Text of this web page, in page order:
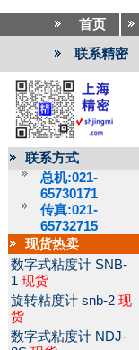
首页
联系精密
联系方式
总机:021-
65730171
传真:021-
65732715
现货热卖
数字式粘度计 SNB-
1 现货
旋转粘度计 snb-2 现
货
数字式粘度计 NDJ-